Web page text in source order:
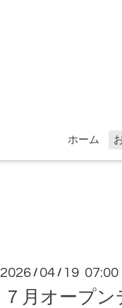
ホーム
2026 / 04 / 19 07:00
７月オープン